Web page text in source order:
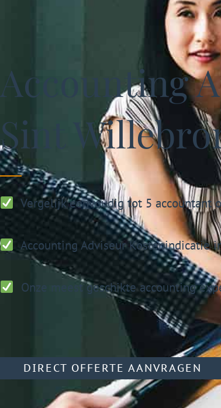
Accounting
Sint
Vergelijk eenvoudig tot 5 accountant
Accounting AdviseurKostenindicatie
Onze meest geschikte accounting
DIRECT OFFERTE AANVRAGEN